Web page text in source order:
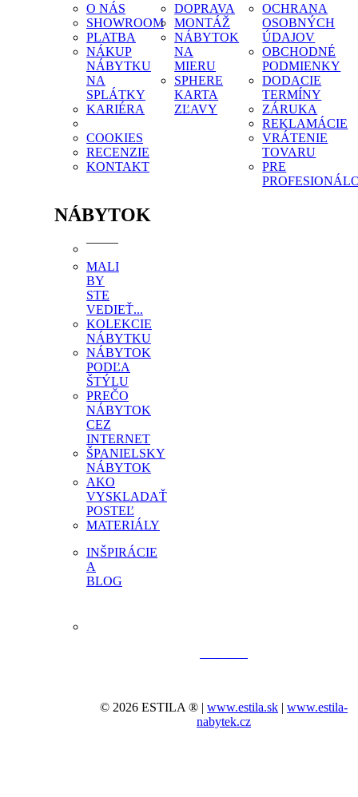
O NÁS
SHOWROOM
PLATBA
NÁKUP
NÁBYTKU
NA
SPLÁTKY
KARIÉRA
COOKIES
RECENZIE
KONTAKT
DOPRAVA
MONTÁŽ
NÁBYTOK
NA
MIERU
SPHERE
KARTA
ZĽAVY
OCHRANA
OSOBNÝCH
ÚDAJOV
OBCHODNÉ
PODMIENKY
DODACIE
TERMÍNY
ZÁRUKA
REKLAMÁCIE
VRÁTENIE
TOVARU
PRE
NÁBYTOK
MALI
BY
STE
VEDIEŤ...
KOLEKCIE
NÁBYTKU
NÁBYTOK
PODĽA
ŠTÝLU
PREČO
NÁBYTOK
CEZ
INTERNET
ŠPANIELSKY
NÁBYTOK
AKO
VYSKLADAŤ
POSTEĽ
MATERIÁLY
INŠPIRÁCIE
A
BLOG
© 2026 ESTILA ® |www.estila.sk |www.estila-
nabytek.cz